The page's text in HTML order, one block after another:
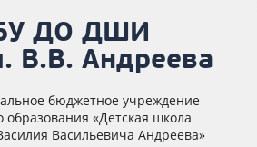
ДО ДШИ
В.В. Андреева
бюджетное учреждение
образования «Детская школа
Васильевича Андреева»